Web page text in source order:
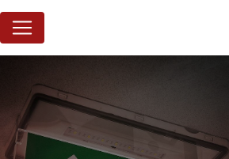
Panneau de gestion des cookies